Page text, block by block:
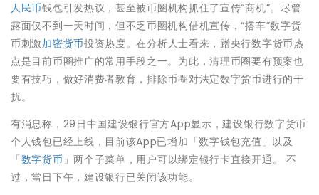
人民币钱包引发热议，甚至被币圈机构抓住了宣传“商机”。尽管
露面仅不到一天时间，但不乏币圈机构借机宣传，“搭车”数字货
币刺激加密货币投资热度。在分析人士看来，蹭央行数字货币热
点是目前币圈推广的常用手段之一。为此，清理币圈要有预案也
要有技巧，做好消费者教育，排除币圈对法定数字货币进行的干
扰。
有消息称，29日中国建设银行官方App显示，建设银行数字货币
个人钱包已经上线，目前该App已增加「数字钱包充值」以及
「数字货币 」两个子菜单，用户可以绑定银行卡直接开通。 不
过，當日下午，建设银行已关闭该功能。